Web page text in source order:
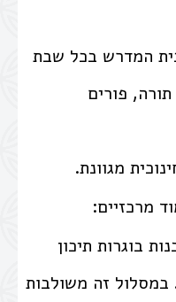
המדרש בכל שבת
פורים
מגוונת.
מרכזיים:
בוגרות תיכון
(בגילי 20-18). במסלול זה משולבות